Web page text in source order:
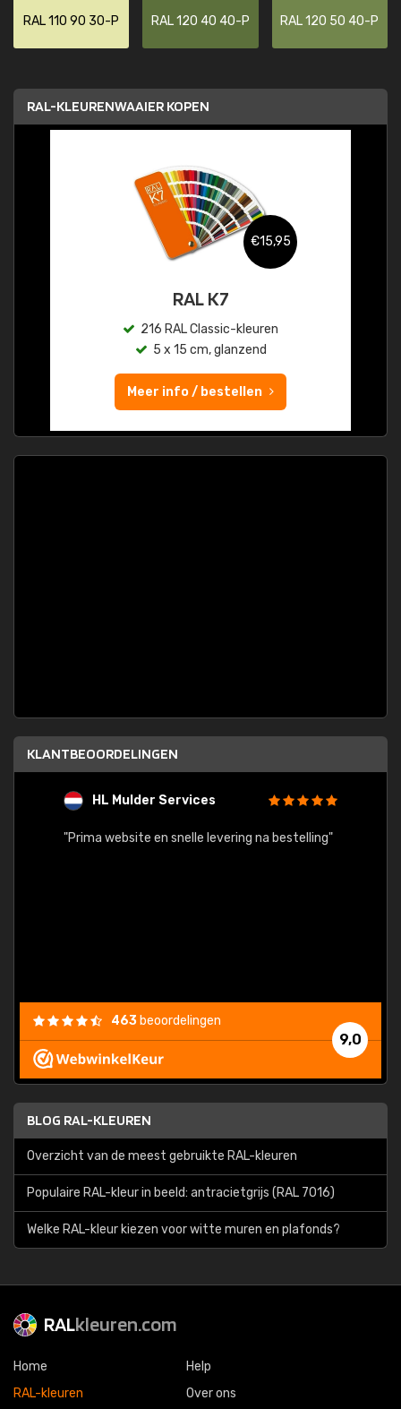
RAL 110 90 30-P RAL 120 40 40-P RAL 120 50 40-P
RAL-KLEURENWAAIER KOPEN
€15,95
RAL K7
216 RAL Classic-kleuren
5 x 15 cm, glanzend
Meer info / bestellen
KLANTBEOORDELINGEN
HL Mulder Services
"Prima website en snelle levering na bestelling"
9,0
463 beoordelingen
BLOG RAL-KLEUREN
Overzicht van de meest gebruikte RAL-kleuren
Populaire RAL-kleur in beeld: antracietgrijs (RAL 7016)
Welke RAL-kleur kiezen voor witte muren en plafonds?
RALkleuren.com
Home
RAL-kleuren
Help
Over ons